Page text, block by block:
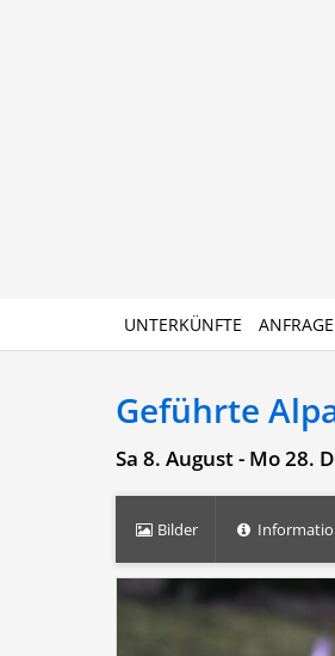
UNTERKÜNFTE
Geführte
Sa 8. August - Mo 28.
Bilder